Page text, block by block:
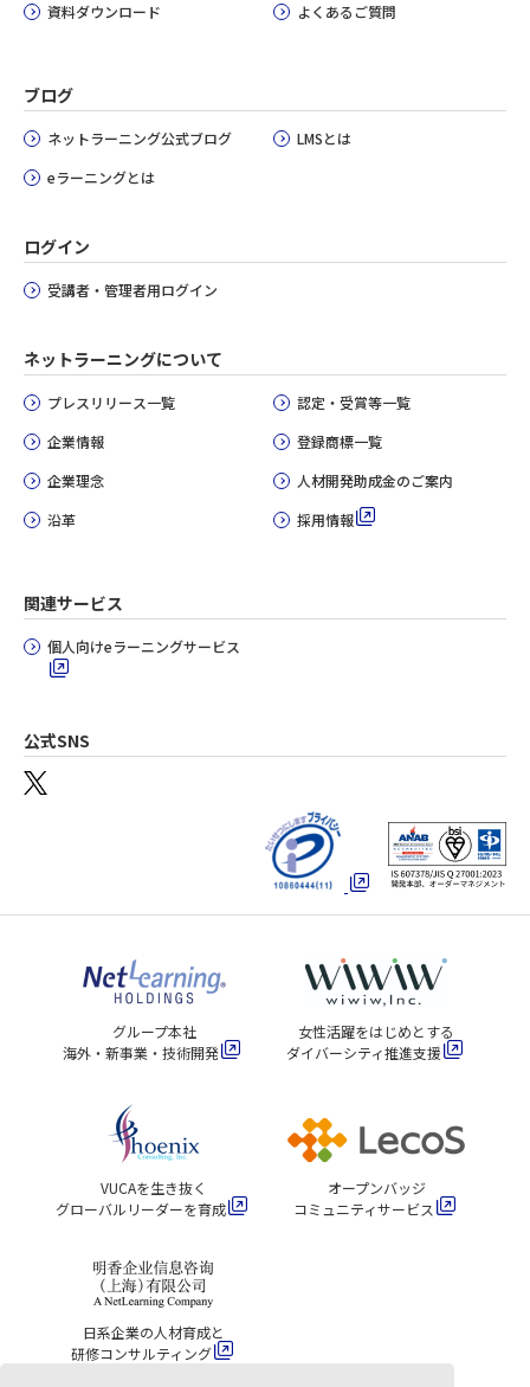
資料ダウンロード
よくあるご質問
ブログ
ネットラーニング公式ブログ
eラーニングとは
LMSとは
ログイン
受講者・管理者用ログイン
ネットラーニングについて
プレスリリース一覧
企業情報
企業理念
沿革
認定・受賞等一覧
登録商標一覧
人材開発助成金のご案内
採用情報
関連サービス
個人向けeラーニングサービス
公式SNS
グループ本社
海外・新事業・技術開発
女性活躍をはじめとする
ダイバーシティ推進支援
VUCAを生き抜く
グローバルリーダーを育成
オープンバッジ
コミュニティサービス
日系企業の人材育成と
研修コンサルティング